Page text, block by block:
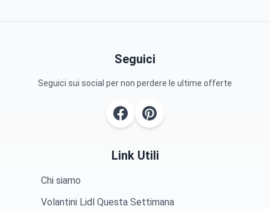
Seguici
Seguici sui social per non perdere le ultime offerte
Link Utili
Chi siamo
Volantini Lidl Questa Settimana